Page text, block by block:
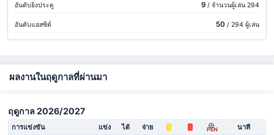
อันดับยิงประตู
9/ จำนวนผู้เล่น 294
อันดับแอสซิต์ 50 / 294 ผู้เล่น
ผลงานในฤดูกาลที่ผ่านมา
ฤดูกาล 2026/2027
การแข่งขัน แข่ง ได้ จ่าย PEN นาที